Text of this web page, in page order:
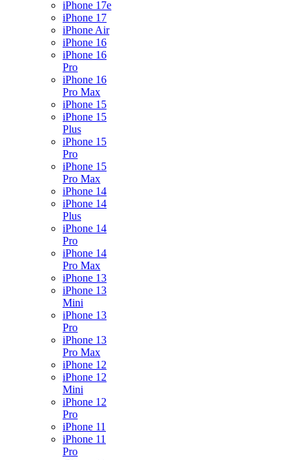
iPhone 17e
iPhone 17
iPhone Air
iPhone 16
iPhone 16
Pro
iPhone 16
Pro Max
iPhone 15
iPhone 15
Plus
iPhone 15
Pro
iPhone 15
Pro Max
iPhone 14
iPhone 14
Plus
iPhone 14
Pro
iPhone 14
Pro Max
iPhone 13
iPhone 13
Mini
iPhone 13
Pro
iPhone 13
Pro Max
iPhone 12
iPhone 12
Mini
iPhone 12
Pro
iPhone 11
iPhone 11
Pro